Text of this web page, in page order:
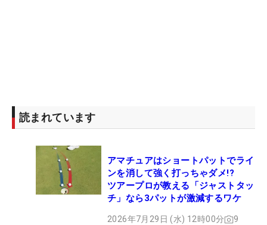
読まれています
アマチュアはショートパットでライ
ンを消して強く打っちゃダメ!?
ツアープロが教える「ジャストタッ
チ」なら3パットが激減するワケ
2026年7月29日 (水) 12時00分 9